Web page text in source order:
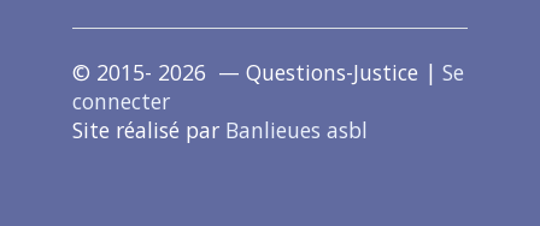
© 2015- 2026 — Questions-Justice | Se
connecter
Site réalisé par Banlieues asbl